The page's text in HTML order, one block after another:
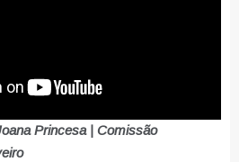
Princesa | Comissão